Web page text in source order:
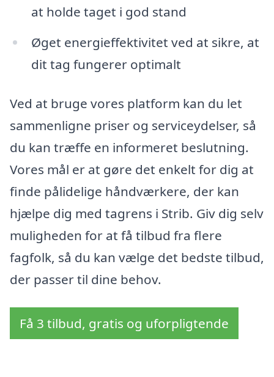
at holde taget i god stand
Øget energieffektivitet ved at sikre, at
dit tag fungerer optimalt
Ved at bruge vores platform kan du let
sammenligne priser og serviceydelser, så
du kan træffe en informeret beslutning.
Vores mål er at gøre det enkelt for dig at
finde pålidelige håndværkere, der kan
hjælpe dig med tagrens i Strib. Giv dig selv
muligheden for at få tilbud fra flere
fagfolk, så du kan vælge det bedste tilbud,
der passer til dine behov.
Få 3 tilbud, gratis og uforpligtende